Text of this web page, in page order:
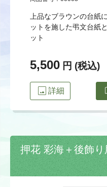
上品なブラウンの台紙
ットを施した弔文台紙
ット
5,500 円 (税込)
image 詳細
押花 彩海＋後飾